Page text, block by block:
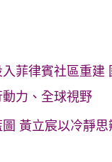
菲律賓社區重建
力、全球視野
黃立宸以冷靜思